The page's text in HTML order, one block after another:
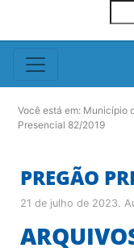
Você está em: Município
Presencial 82/2019
PREGÃO
21 de julho de 2023.